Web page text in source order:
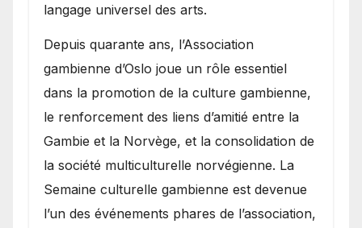
langage universel des arts.
​Depuis quarante ans, l’Association
gambienne d’Oslo joue un rôle essentiel
dans la promotion de la culture gambienne,
le renforcement des liens d’amitié entre la
Gambie et la Norvège, et la consolidation de
la société multiculturelle norvégienne. La
Semaine culturelle gambienne est devenue
l’un des événements phares de l’association,